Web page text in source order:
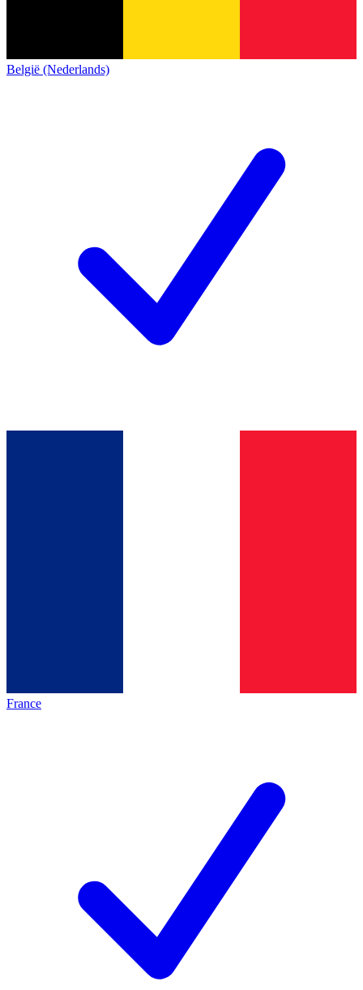
België (Nederlands)
France